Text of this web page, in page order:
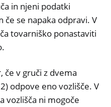
in njeni podatki
če se napaka odpravi. V
tovarniško ponastaviti
če v gruči z dvema
odpove eno vozlišče. V
vozlišča ni mogoče